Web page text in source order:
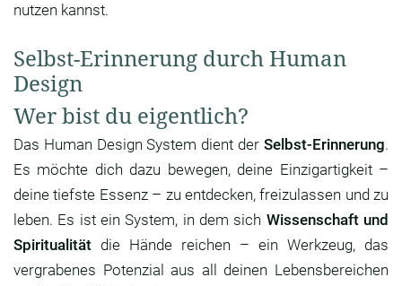
nutzen kannst.
Selbst-Erinnerung durch Human
Design
Wer bist du eigentlich?
Das Human Design System dient der Selbst-Erinnerung.
Es möchte dich dazu bewegen, deine Einzigartigkeit –
deine tiefste Essenz – zu entdecken, freizulassen und zu
leben. Es ist ein System, in dem sich Wissenschaft und
Spiritualität die Hände reichen – ein Werkzeug, das
vergrabenes Potenzial aus all deinen Lebensbereichen